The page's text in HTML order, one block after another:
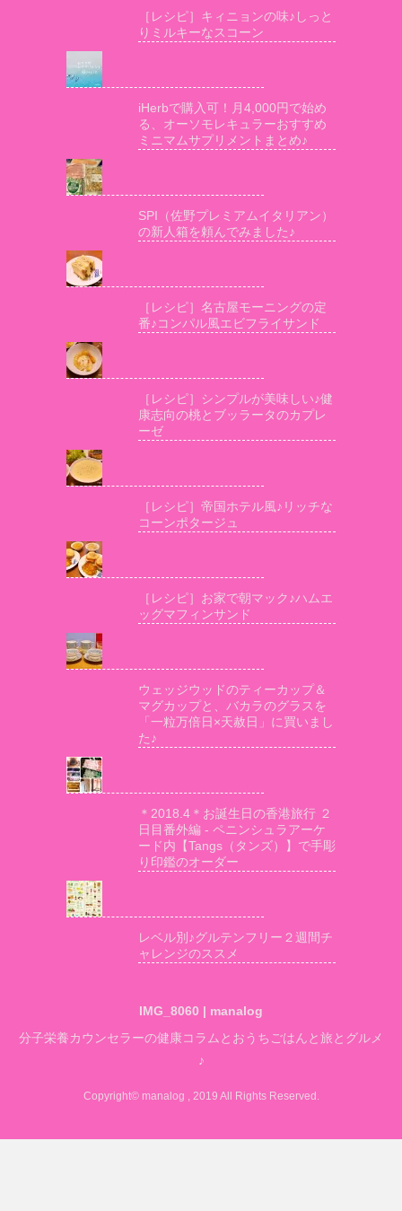
［レシピ］キィニョンの味♪しっと
りミルキーなスコーン
iHerbで購入可！月4,000円で始め
る、オーソモレキュラーおすすめ
ミニマムサプリメントまとめ♪
SPI（佐野プレミアムイタリアン）
の新人箱を頼んでみました♪
［レシピ］名古屋モーニングの定
番♪コンパル風エビフライサンド
［レシピ］シンプルが美味しい♪健
康志向の桃とブッラータのカプレ
ーゼ
［レシピ］帝国ホテル風♪リッチな
コーンポタージュ
［レシピ］お家で朝マック♪ハムエ
ッグマフィンサンド
ウェッジウッドのティーカップ＆
マグカップと、バカラのグラスを
「一粒万倍日×天赦日」に買いまし
た♪
＊2018.4＊お誕生日の香港旅行 ２
日目番外編 - ペニンシュラアーケ
ード内【Tangs（タンズ）】で手彫
り印鑑のオーダー
レベル別♪グルテンフリー２週間チ
ャレンジのススメ
IMG_8060 | manalog
分子栄養カウンセラーの健康コラムとおうちごはんと旅とグルメ
♪
Copyright© manalog , 2019 All Rights Reserved.